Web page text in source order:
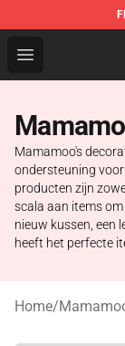
Open menu
Mamamoo
Mamamoo's
ondersteuning
producten zijn
scala aan items om
nieuw kussen, een
heeft het perfecte
Home/